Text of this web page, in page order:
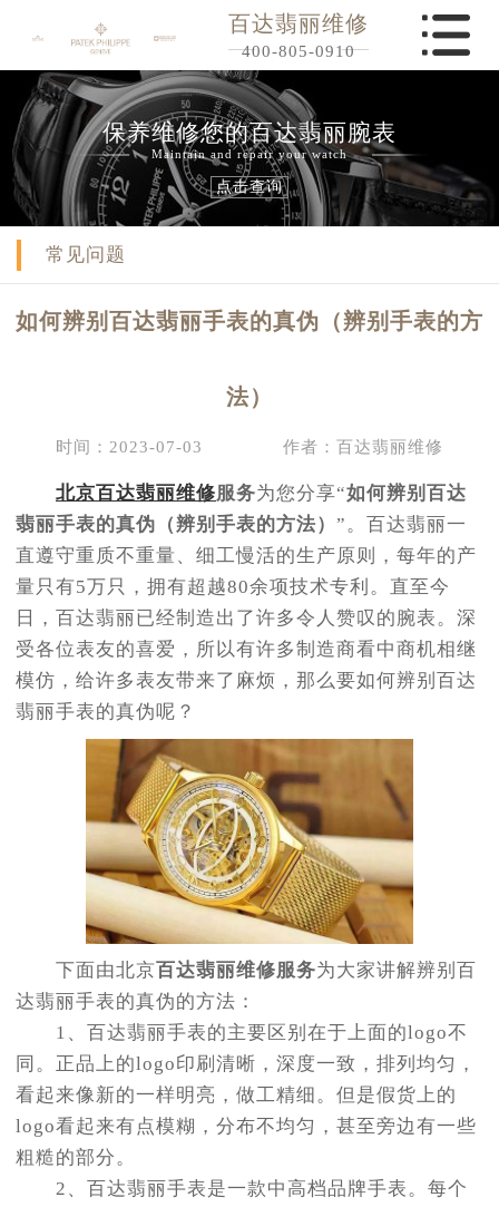
百达翡丽维修
400-805-0910
保养维修您的百达翡丽腕表
Maintain and repair your watch
点击查询
常见问题
如何辨别百达翡丽手表的真伪（辨别手表的方
法）
时间：2023-07-03 作者：百达翡丽维修
北京百达翡丽维修服务为您分享“如何辨别百达
翡丽手表的真伪（辨别手表的方法） ”。百达翡丽一
直遵守重质不重量、细工慢活的生产原则，每年的产
量只有5万只，拥有超越80余项技术专利。直至今
日，百达翡丽已经制造出了许多令人赞叹的腕表。深
受各位表友的喜爱，所以有许多制造商看中商机相继
模仿，给许多表友带来了麻烦，那么要如何辨别百达
翡丽手表的真伪呢？
下面由北京百达翡丽维修服务为大家讲解辨别百
达翡丽手表的真伪的方法：
1、百达翡丽手表的主要区别在于上面的logo不
同。正品上的logo印刷清晰，深度一致，排列均匀，
看起来像新的一样明亮，做工精细。但是假货上的
logo看起来有点模糊，分布不均匀，甚至旁边有一些
粗糙的部分。
2、百达翡丽手表是一款中高档品牌手表。每个